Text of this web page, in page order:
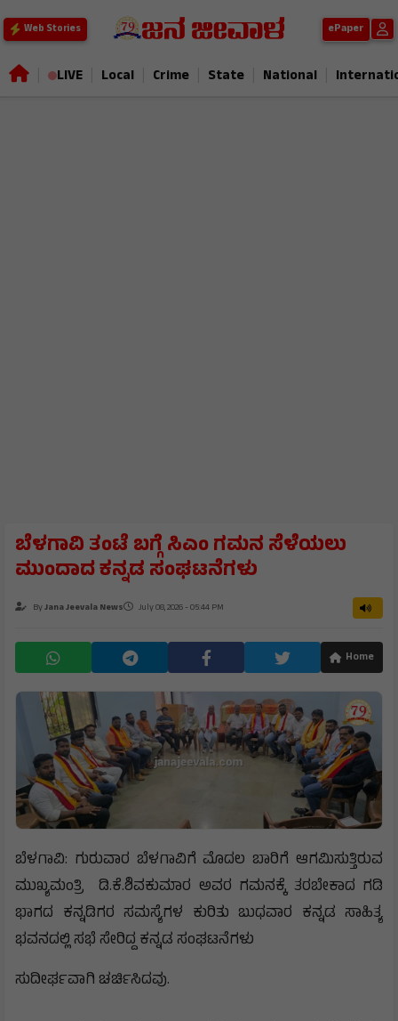
Web Stories ePaper
LIVE Local Crime State National
ಬೆಳಗಾವಿ ತಂಟೆ ಬಗ್ಗೆ ಸಿಎಂ ಗಮನ ಸೆಳೆಯಲು
ಮುಂದಾದ ಕನ್ನಡ ಸಂಘಟನೆಗಳು
ByJana Jeevala News July 08, 2026 - 05:44 PM
Home
ಬೆಳಗಾವಿ: ಗುರುವಾರ ಬೆಳಗಾವಿಗೆ ಮೊದಲ ಬಾರಿಗೆ ಆಗಮಿಸುತ್ತಿರುವ
ಮುಖ್ಯಮಂತ್ರಿ ಡಿ.ಕೆ.ಶಿವಕುಮಾರ ಅವರ ಗಮನಕ್ಕೆ ತರಬೇಕಾದ ಗಡಿ
ಭಾಗದ ಕನ್ನಡಿಗರ ಸಮಸ್ಯೆಗಳ ಕುರಿತು ಬುಧವಾರ ಕನ್ನಡ ಸಾಹಿತ್ಯ
ಭವನದಲ್ಲಿ ಸಭೆ ಸೇರಿದ್ದ ಕನ್ನಡ ಸಂಘಟನೆಗಳು
ಸುದೀರ್ಘವಾಗಿ ಚರ್ಚಿಸಿದವು.